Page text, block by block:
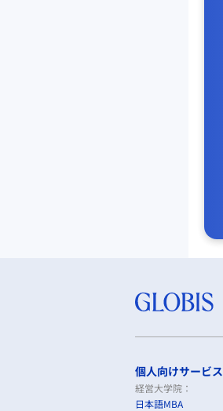
個人向けサービス
経営大学院：
日本語MBA